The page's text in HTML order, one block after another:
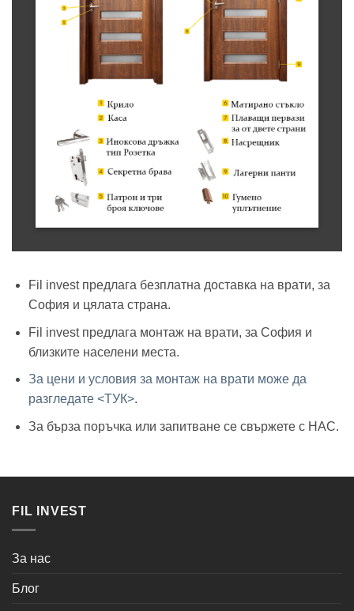
Fil invest предлага безплатна доставка на врати, за
София и цялата страна.
Fil invest предлага монтаж на врати, за София и
близките населени места.
За цени и условия за монтаж на врати може да
разгледате <ТУК>.
За бърза поръчка или запитване се свържете с НАС.
FIL INVEST
За нас
Блог